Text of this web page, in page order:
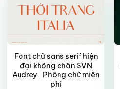
Font chữ sans serif hiện
đại không chân SVN
Audrey | Phông chữ miễn
phí